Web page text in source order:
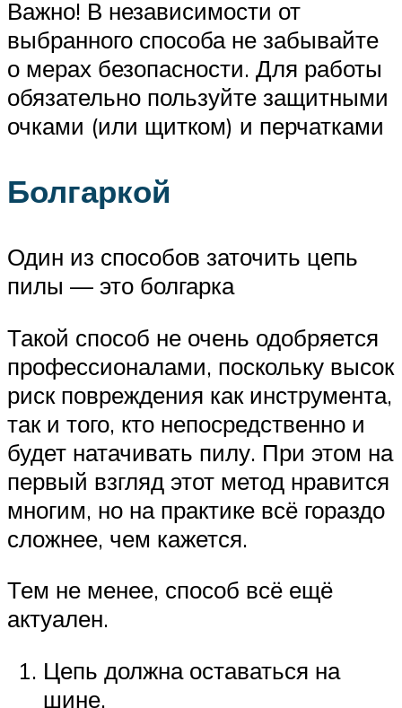
Важно! В независимости от
выбранного способа не забывайте
о мерах безопасности. Для работы
обязательно пользуйте защитными
очками (или щитком) и перчатками
Болгаркой
Один из способов заточить цепь
пилы — это болгарка
Такой способ не очень одобряется
профессионалами, поскольку высок
риск повреждения как инструмента,
так и того, кто непосредственно и
будет натачивать пилу. При этом на
первый взгляд этот метод нравится
многим, но на практике всё гораздо
сложнее, чем кажется.
Тем не менее, способ всё ещё
актуален.
Цепь должна оставаться на
шине.